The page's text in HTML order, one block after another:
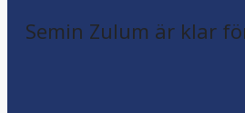
Semin Zulum är klar